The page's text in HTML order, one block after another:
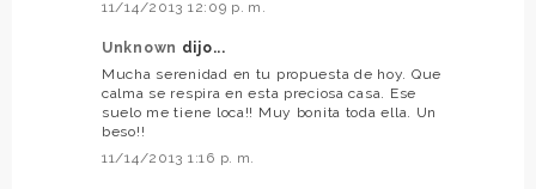
11/14/2013 12:09 p. m.
Unknown dijo...
Mucha serenidad en tu propuesta de hoy. Que
calma se respira en esta preciosa casa. Ese
suelo me tiene loca!! Muy bonita toda ella. Un
beso!!
11/14/2013 1:16 p. m.